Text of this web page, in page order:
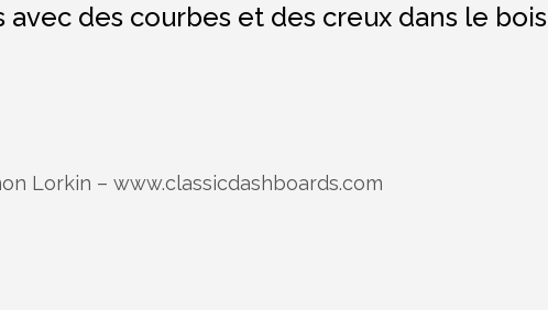
avec des courbes et des creux dans le bois
Lorkin – www.classicdashboards.com